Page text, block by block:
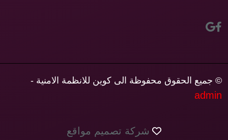
© جميع الحقوق محفوظة الى كوين للانظمة الامنية -
admin
شركة تصميم مواقع